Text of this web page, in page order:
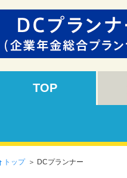
TOP
トップ ＞ DCプランナー